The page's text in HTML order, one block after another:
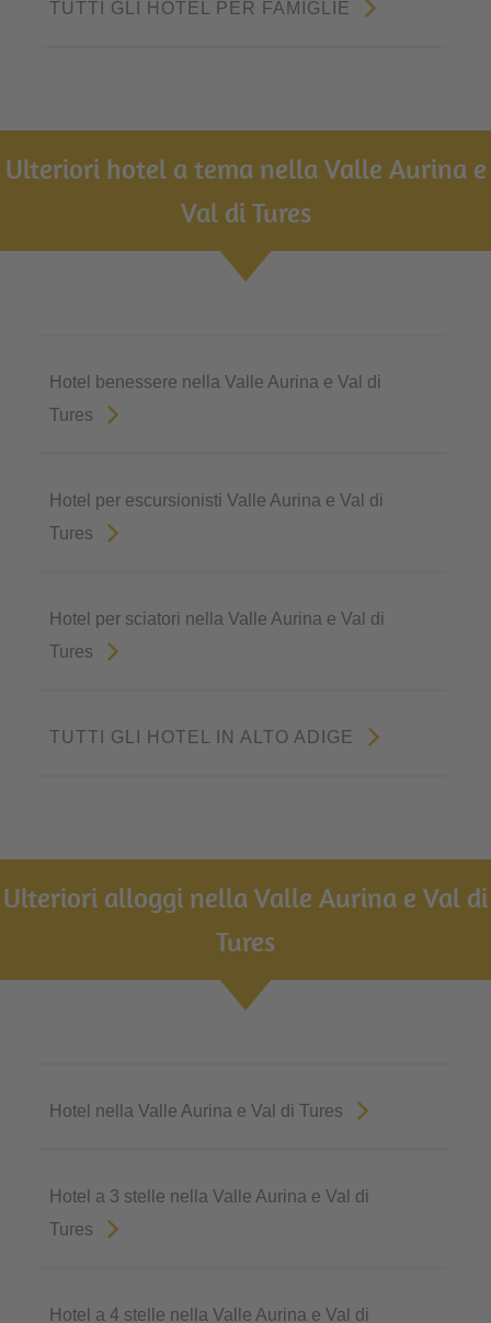
TUTTI GLI HOTEL PER FAMIGLIE
Ulteriori hotel a tema nella Valle Aurina e
Val di Tures
Hotel benessere nella Valle Aurina e Val di
Tures
Hotel per escursionisti Valle Aurina e Val di
Tures
Hotel per sciatori nella Valle Aurina e Val di
Tures
TUTTI GLI HOTEL IN ALTO ADIGE
Ulteriori alloggi nella Valle Aurina e Val di
Tures
Hotel nella Valle Aurina e Val di Tures
Hotel a 3 stelle nella Valle Aurina e Val di
Tures
Hotel a 4 stelle nella Valle Aurina e Val di